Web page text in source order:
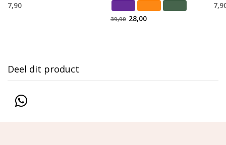
7,90
39,90 28,00
Deel dit product